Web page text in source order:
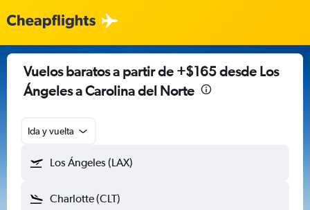
Vuelos baratos a partir de +$165 desde Los
Ángeles a Carolina del Norte
Ida y vuelta
Los Ángeles (LAX)
Charlotte (CLT)